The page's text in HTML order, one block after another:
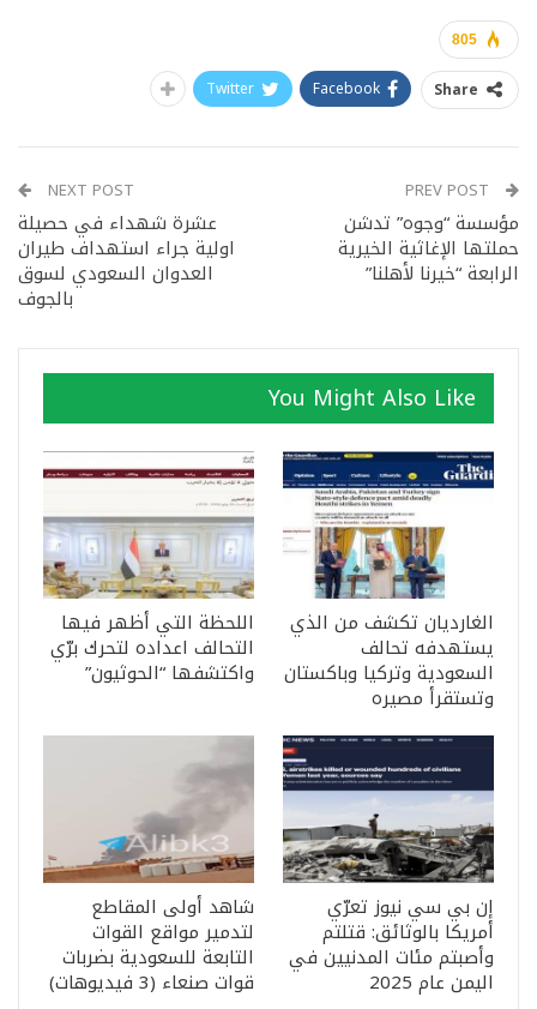
805
Share
Facebook
Twitter
مؤسسة “وجوه” تدشن
حملتها الإغاثية الخيرية
الرابعة “خيرنا لأهلنا”
NEXT POST
عشرة شهداء في حصيلة
اولية جراء استهداف طيران
العدوان السعودي لسوق
بالجوف
You Might Also Like
الغارديان تكشف من الذي
يستهدفه تحالف
السعودية وتركيا وباكستان
وتستقرأ مصيره
اللحظة التي أظهر فيها
التحالف اعداده لتحرك برّي
واكتشفها “الحوثيون”
إن بي سي نيوز تعرّي
أمريكا بالوثائق: قتلتم
وأصبتم مئات المدنيين في
اليمن عام 2025
شاهد أولى المقاطع
لتدمير مواقع القوات
التابعة للسعودية بضربات
قوات صنعاء (3 فيديوهات)